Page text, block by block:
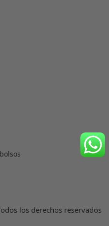
los derechos reservados